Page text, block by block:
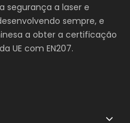
segurança a laser e
sempre, e
a obter a certificação
UE com EN207.